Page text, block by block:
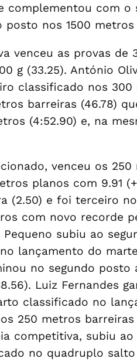
complementou com
nos 1500 metros
venceu as provas
g (33.25). António
classificado nos
barreiras (46.78)
(4:52.90) e, na
venceu os
planos com 9.91
(2.50) e foi terceiro
com novo recorde
subiu ao
lançamento do
no segundo posto
Luiz Fernandes
classificado no
250 metros
competitiva, subiu
no quadruplo salto